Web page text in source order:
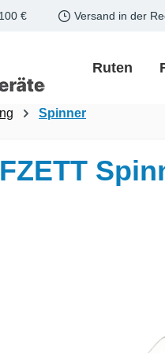
€ Versand in der
Ruten
Spinner